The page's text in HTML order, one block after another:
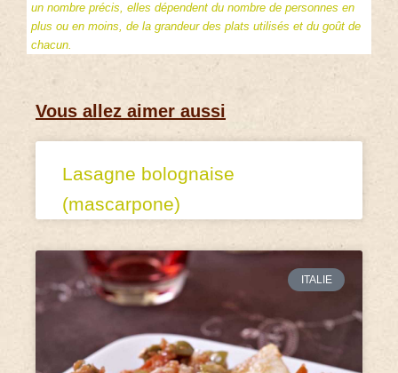
un nombre précis, elles dépendent du nombre de personnes en
plus ou en moins, de la grandeur des plats utilisés et du goût de
chacun.
Vous allez aimer aussi
Lasagne bolognaise
(mascarpone)
ITALIE